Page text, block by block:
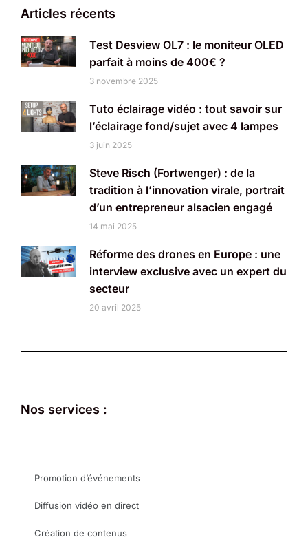
Articles récents
Test Desview OL7 : le moniteur OLED
parfait à moins de 400€ ?
3 novembre 2025
Tuto éclairage vidéo : tout savoir sur
l’éclairage fond/sujet avec 4 lampes
3 juin 2025
Steve Risch (Fortwenger) : de la
tradition à l’innovation virale, portrait
d’un entrepreneur alsacien engagé
14 mai 2025
Réforme des drones en Europe : une
interview exclusive avec un expert du
secteur
20 avril 2025
Nos services :
Promotion d’événements
Diffusion vidéo en direct
Création de contenus